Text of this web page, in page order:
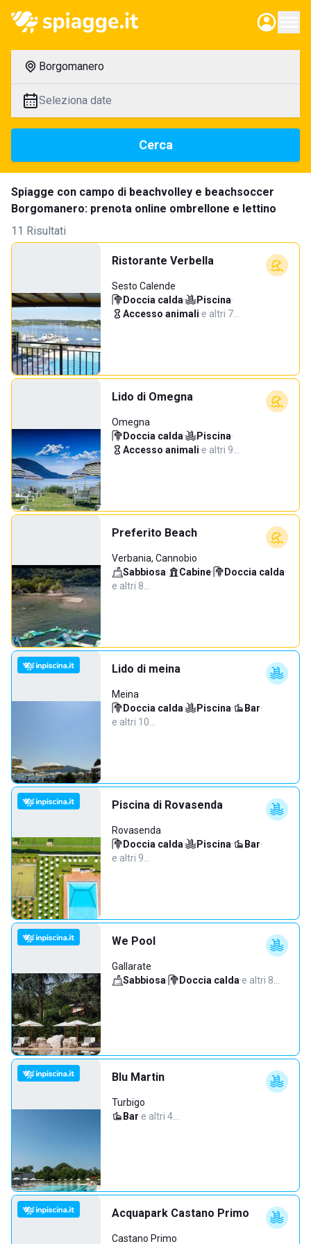
Borgomanero
Seleziona date
Cerca
Spiagge con campo di beachvolley e beachsoccer
Borgomanero: prenota online ombrellone e lettino
11 Risultati
Ristorante Verbella
Sesto Calende
Doccia calda· Piscina·
Accesso animali·e altri 7…
Lido di Omegna
Omegna
Doccia calda· Piscina·
Accesso animali·e altri 9…
Preferito Beach
Verbania, Cannobio
Sabbiosa· Cabine· Doccia calda·
e altri 8…
Lido di meina
Meina
Doccia calda· Piscina· Bar·
e altri 10…
Piscina di Rovasenda
Rovasenda
Doccia calda· Piscina· Bar·
e altri 9…
We Pool
Gallarate
Sabbiosa· Doccia calda·e altri 8…
Blu Martin
Turbigo
Bar·e altri 4…
Acquapark Castano Primo
Castano Primo